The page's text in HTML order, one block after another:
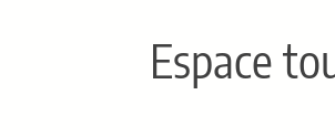
Espace